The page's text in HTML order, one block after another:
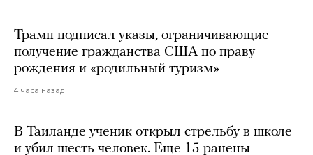
Трамп подписал указы, ограничивающие
получение гражданства США по праву
рождения и «родильный туризм»
4 часа назад
В Таиланде ученик открыл стрельбу в школе
и убил шесть человек. Еще 15 ранены